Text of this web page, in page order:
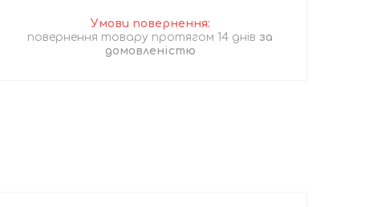
повернення товару протягом 14 днів за
домовленістю